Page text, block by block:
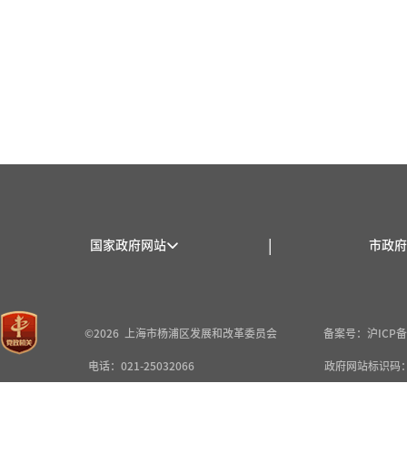
国家政府网站 市政
©2026 上海市杨浦区发展和改革委员会 备案号：沪ICP
电话：021-25032066 政府网站标识码